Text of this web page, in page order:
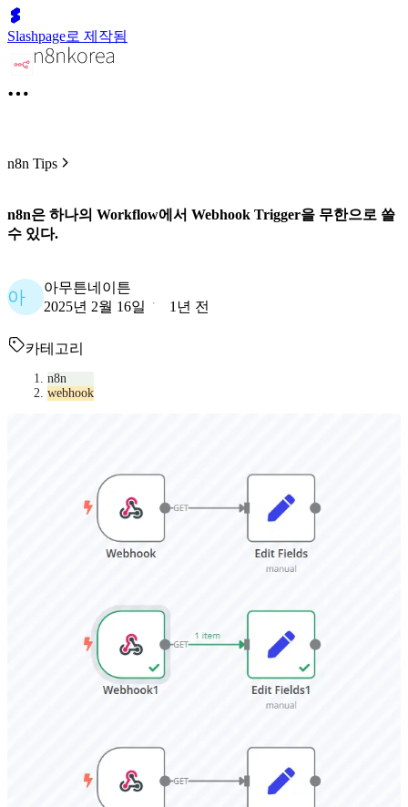
Slashpage로 제작됨
n8n Tips
n8n은 하나의 Workflow에서 Webhook Trigger을 무한으로 쓸
수 있다.
아
아무튼네이튼
2025년 2월 16일
1년 전
카테고리
n8n
webhook